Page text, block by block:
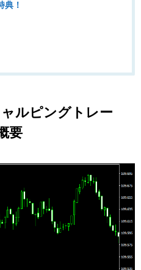
典！
ルピングトレー
要